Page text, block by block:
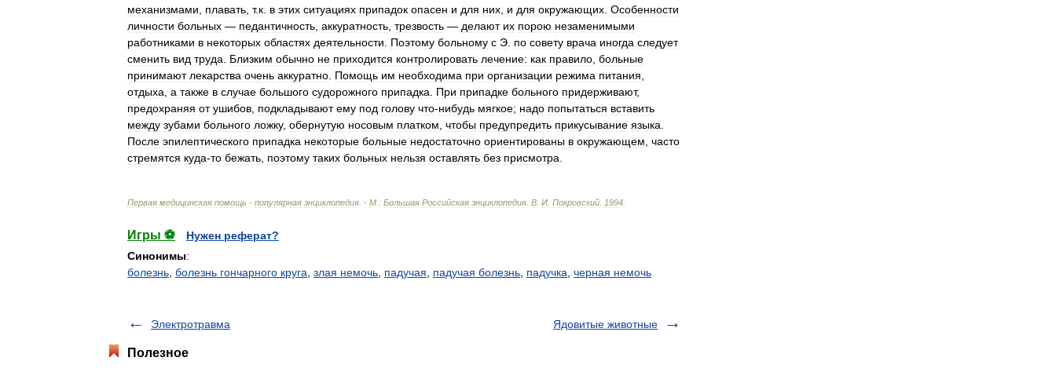
механизмами
плавать т.к в этих ситуациях припадок опасен и для них и для окружающих Особенности
личности больных — педантичность аккуратность трезвость — делают их порою незаменимыми
работниками в некоторых областях деятельности Поэтому больному с Э по совету врача иногда следует
сменить вид труда Близким обычно не приходится контролировать лечение: как правило больные
принимают лекарства очень аккуратно Помощь им необходима при организации режима питания
отдыха а также в случае большого судорожного припадка При припадке больного придерживают,
предохраняя от ушибов подкладывают ему под голову что-нибудь мягкое; надо попытаться вставить
между зубами больного ложку, обернутую носовым платком чтобы предупредить прикусывание языка
После эпилептического припадка некоторые больные недостаточно ориентированы в окружающем часто
стремятся куда-то бежать поэтому таких больных нельзя оставлять без присмотра
Первая медицинская помощь - популярная энциклопедия . - М : Большая Российская энциклопедия В И Покровский 1994
Игры ⚽
Нужен реферат?
Синонимы:
болезнь болезнь гончарного круга злая немочь падучая падучая болезнь падучка черная немочь
Электротравма Ядовитые животные
Полезное